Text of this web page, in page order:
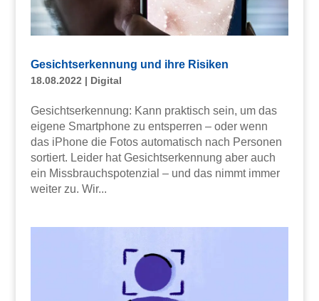
Gesichtserkennung und ihre Risiken
18.08.2022 | Digital
Gesichtserkennung: Kann praktisch sein, um das
eigene Smartphone zu entsperren – oder wenn
das iPhone die Fotos automatisch nach Personen
sortiert. Leider hat Gesichtserkennung aber auch
ein Missbrauchspotenzial – und das nimmt immer
weiter zu. Wir...